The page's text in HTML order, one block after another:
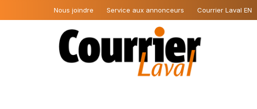
Nous joindre Service aux annonceurs Courrier Laval EN